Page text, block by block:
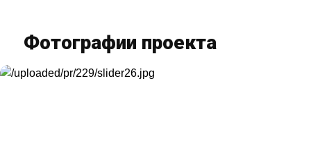
Фотографии проекта